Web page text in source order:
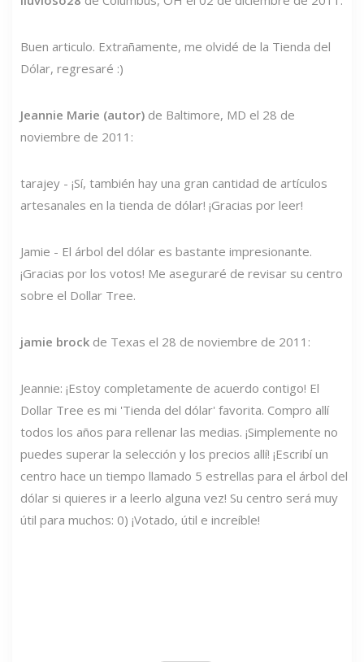
Buen articulo. Extrañamente, me olvidé de la Tienda del
Dólar, regresaré :)
Jeannie Marie (autor) de Baltimore, MD el 28 de
noviembre de 2011:
tarajey - ¡Sí, también hay una gran cantidad de artículos
artesanales en la tienda de dólar! ¡Gracias por leer!
Jamie - El árbol del dólar es bastante impresionante.
¡Gracias por los votos! Me aseguraré de revisar su centro
sobre el Dollar Tree.
jamie brock de Texas el 28 de noviembre de 2011:
Jeannie: ¡Estoy completamente de acuerdo contigo! El
Dollar Tree es mi 'Tienda del dólar' favorita. Compro allí
todos los años para rellenar las medias. ¡Simplemente no
puedes superar la selección y los precios allí! ¡Escribí un
centro hace un tiempo llamado 5 estrellas para el árbol del
dólar si quieres ir a leerlo alguna vez! Su centro será muy
útil para muchos: 0) ¡Votado, útil e increíble!